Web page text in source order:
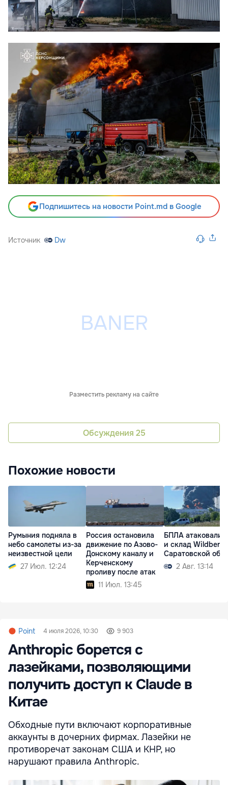
Подпишитесь на новости Point.md в Google
Источник Dw
Разместить рекламу на сайте
Обсуждения 25
Похожие новости
Румыния подняла в
небо самолеты из-за
неизвестной цели
27 Июл. 12:24
Россия остановила
движение по Азово-
Донскому каналу и
Керченскому
проливу после атак
11 Июл. 13:45
БПЛА атаковали
и склад
Саратовской
2 Авг. 13:14
Point 4 июля 2026, 10:30 9 903
Anthropic борется с
лазейками, позволяющими
получить доступ к Claude в
Китае
Обходные пути включают корпоративные
аккаунты в дочерних фирмах. Лазейки не
противоречат законам США и КНР, но
нарушают правила Anthropic.